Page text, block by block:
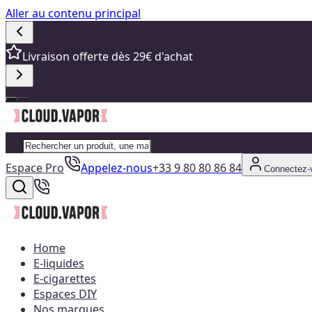
Aller au contenu principal
Livraison offerte dès 29€ d'achat
Espace Pro Appelez-nous+33 9 80 80 86 84 Connectez-
Home
E-liquides
E-cigarettes
Espaces DIY